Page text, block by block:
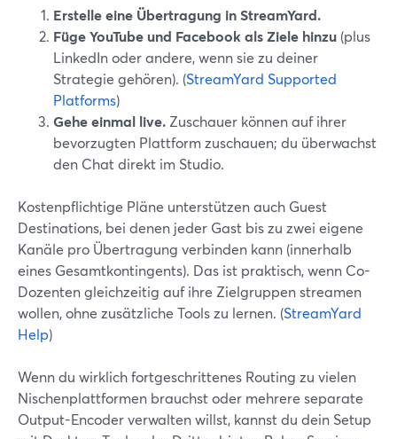
Erstelle eine Übertragung in StreamYard.
Füge YouTube und Facebook als Ziele hinzu (plus
LinkedIn oder andere, wenn sie zu deiner
Strategie gehören). (StreamYard Supported
Platforms)
Gehe einmal live. Zuschauer können auf ihrer
bevorzugten Plattform zuschauen; du überwachst
den Chat direkt im Studio.
Kostenpflichtige Pläne unterstützen auch Guest
Destinations, bei denen jeder Gast bis zu zwei eigene
Kanäle pro Übertragung verbinden kann (innerhalb
eines Gesamtkontingents). Das ist praktisch, wenn Co-
Dozenten gleichzeitig auf ihre Zielgruppen streamen
wollen, ohne zusätzliche Tools zu lernen. (StreamYard
Help)
Wenn du wirklich fortgeschrittenes Routing zu vielen
Nischenplattformen brauchst oder mehrere separate
Output-Encoder verwalten willst, kannst du dein Setup